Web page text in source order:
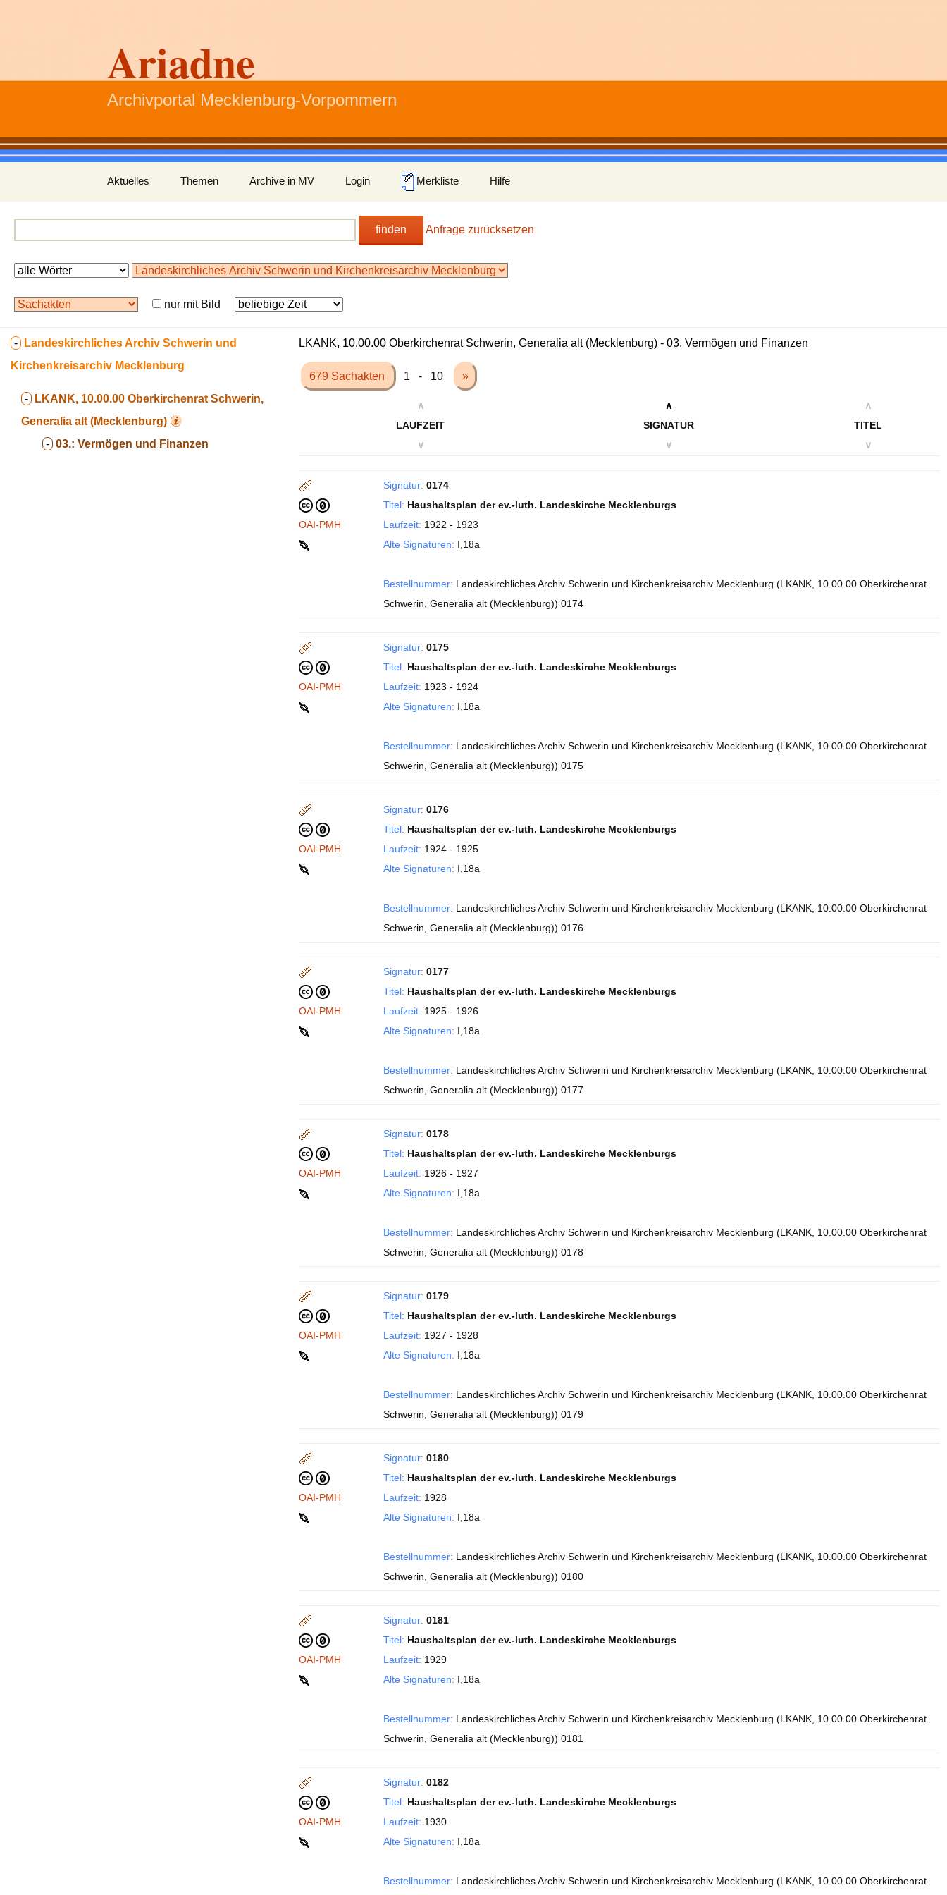
Ariadne
Archivportal Mecklenburg-Vorpommern
Inhalt
springen
Aktuelles Themen Archive in MV Login Merkliste Hilfe
finden Anfrage zurücksetzen
nur mit Bild
- Landeskirchliches Archiv Schwerin und
Kirchenkreisarchiv Mecklenburg
- LKANK, 10.00.00 Oberkirchenrat Schwerin,
Generalia alt (Mecklenburg)
- 03.: Vermögen und Finanzen
LKANK, 10.00.00 Oberkirchenrat Schwerin, Generalia alt (Mecklenburg) - 03. Vermögen und Finanzen
679 Sachakten 1 - 10 »
∧
LAUFZEIT
∨
∧
SIGNATUR
∨
∧
TITEL
∨
OAI-PMH
Signatur: 0174
Titel: Haushaltsplan der ev.-luth. Landeskirche Mecklenburgs
Laufzeit: 1922 - 1923
Alte Signaturen: I,18a
Bestellnummer: Landeskirchliches Archiv Schwerin und Kirchenkreisarchiv Mecklenburg (LKANK, 10.00.00 Oberkirchenrat
Schwerin, Generalia alt (Mecklenburg)) 0174
OAI-PMH
Signatur: 0175
Titel: Haushaltsplan der ev.-luth. Landeskirche Mecklenburgs
Laufzeit: 1923 - 1924
Alte Signaturen: I,18a
Bestellnummer: Landeskirchliches Archiv Schwerin und Kirchenkreisarchiv Mecklenburg (LKANK, 10.00.00 Oberkirchenrat
Schwerin, Generalia alt (Mecklenburg)) 0175
OAI-PMH
Signatur: 0176
Titel: Haushaltsplan der ev.-luth. Landeskirche Mecklenburgs
Laufzeit: 1924 - 1925
Alte Signaturen: I,18a
Bestellnummer: Landeskirchliches Archiv Schwerin und Kirchenkreisarchiv Mecklenburg (LKANK, 10.00.00 Oberkirchenrat
Schwerin, Generalia alt (Mecklenburg)) 0176
OAI-PMH
Signatur: 0177
Titel: Haushaltsplan der ev.-luth. Landeskirche Mecklenburgs
Laufzeit: 1925 - 1926
Alte Signaturen: I,18a
Bestellnummer: Landeskirchliches Archiv Schwerin und Kirchenkreisarchiv Mecklenburg (LKANK, 10.00.00 Oberkirchenrat
Schwerin, Generalia alt (Mecklenburg)) 0177
OAI-PMH
Signatur: 0178
Titel: Haushaltsplan der ev.-luth. Landeskirche Mecklenburgs
Laufzeit: 1926 - 1927
Alte Signaturen: I,18a
Bestellnummer: Landeskirchliches Archiv Schwerin und Kirchenkreisarchiv Mecklenburg (LKANK, 10.00.00 Oberkirchenrat
Schwerin, Generalia alt (Mecklenburg)) 0178
OAI-PMH
Signatur: 0179
Titel: Haushaltsplan der ev.-luth. Landeskirche Mecklenburgs
Laufzeit: 1927 - 1928
Alte Signaturen: I,18a
Bestellnummer: Landeskirchliches Archiv Schwerin und Kirchenkreisarchiv Mecklenburg (LKANK, 10.00.00 Oberkirchenrat
Schwerin, Generalia alt (Mecklenburg)) 0179
OAI-PMH
Signatur: 0180
Titel: Haushaltsplan der ev.-luth. Landeskirche Mecklenburgs
Laufzeit: 1928
Alte Signaturen: I,18a
Bestellnummer: Landeskirchliches Archiv Schwerin und Kirchenkreisarchiv Mecklenburg (LKANK, 10.00.00 Oberkirchenrat
Schwerin, Generalia alt (Mecklenburg)) 0180
OAI-PMH
Signatur: 0181
Titel: Haushaltsplan der ev.-luth. Landeskirche Mecklenburgs
Laufzeit: 1929
Alte Signaturen: I,18a
Bestellnummer: Landeskirchliches Archiv Schwerin und Kirchenkreisarchiv Mecklenburg (LKANK, 10.00.00 Oberkirchenrat
Schwerin, Generalia alt (Mecklenburg)) 0181
OAI-PMH
Signatur: 0182
Titel: Haushaltsplan der ev.-luth. Landeskirche Mecklenburgs
Laufzeit: 1930
Alte Signaturen: I,18a
Bestellnummer: Landeskirchliches Archiv Schwerin und Kirchenkreisarchiv Mecklenburg (LKANK, 10.00.00 Oberkirchenrat